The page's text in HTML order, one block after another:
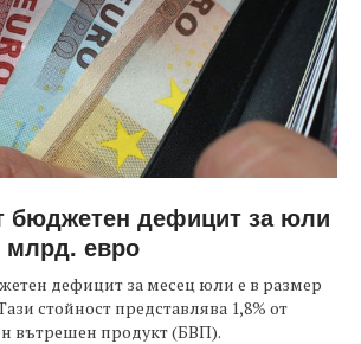
бюджетен дефицит за юли
млрд. евро
дефицит за месец юли е в размер
стойност представлява 1,8% от
вътрешен продукт (БВП).